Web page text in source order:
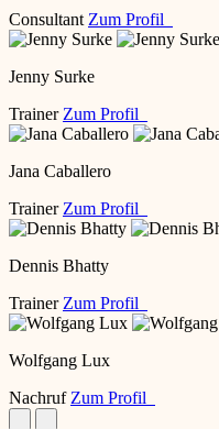
Consultant Zum Profil
Jenny Surke
Trainer Zum Profil
Jana Caballero
Trainer Zum Profil
Dennis Bhatty
Trainer Zum Profil
Wolfgang Lux
Nachruf Zum Profil